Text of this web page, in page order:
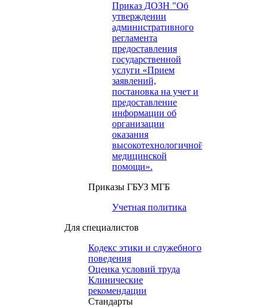
Приказ ДОЗН "Об
утверждении
административного
регламента
предоставления
государственной
услуги «Прием
заявлений,
постановка на учет и
предоставление
информации об
организации
оказания
высокотехнологичной
медицинской
помощи».
Приказы ГБУЗ МГБ
Учетная политика
Для специалистов
Кодекс этики и служебного
поведения
Оценка условий труда
Клинические
рекомендации
Cтандарты